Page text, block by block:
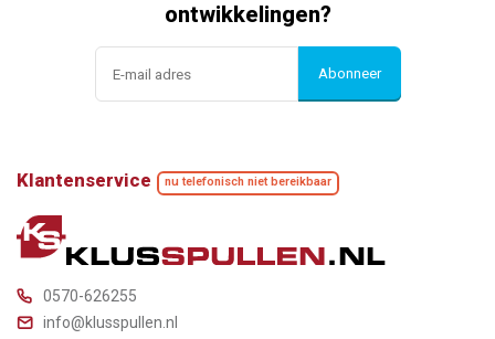
ontwikkelingen?
Abonneer
Klantenservice nu telefonisch niet bereikbaar
0570-626255
info@klusspullen.nl